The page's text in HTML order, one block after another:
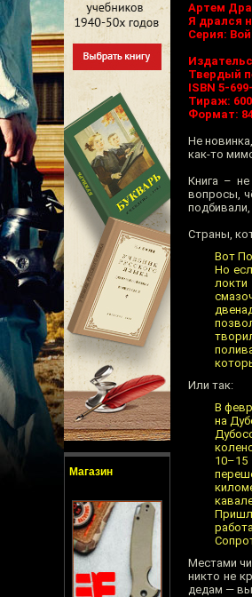
Магазин
Артем
Я дрался
Серия:
Твердый
ISBN 5-
Тираж:
Формат:
Не
как-то
Книга –
вопросы,
Страны,
Вот
Но
Или так:
В
на
Местами
никто не
дедам —